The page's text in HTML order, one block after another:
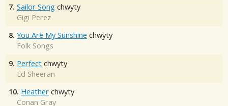
7. Sailor Song chwyty
Gigi Perez
8. You Are My Sunshine chwyty
Folk Songs
9. Perfect chwyty
Ed Sheeran
10. Heather chwyty
Conan Gray